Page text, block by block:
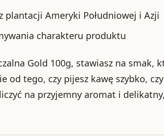
plantacji Ameryki Południowej i Azji
charakteru produktu
Gold 100g, stawiasz na smak,
od tego, czy pijesz kawę szybko, czy
na przyjemny aromat i